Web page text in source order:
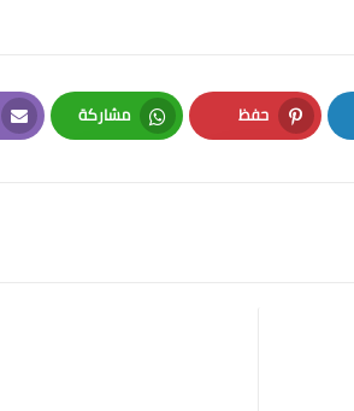
حفظ
Pinterest
مشاركة
Whatsapp